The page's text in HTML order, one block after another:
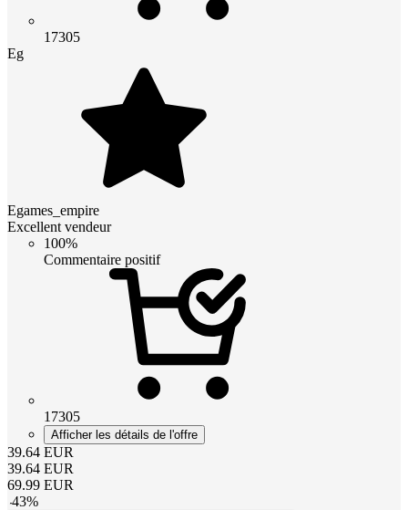
17305
Eg
Egames_empire
Excellent vendeur
100%
Commentaire positif
17305
Afficher les détails de l'offre
39.64 EUR
39.64 EUR
69.99 EUR
-43%